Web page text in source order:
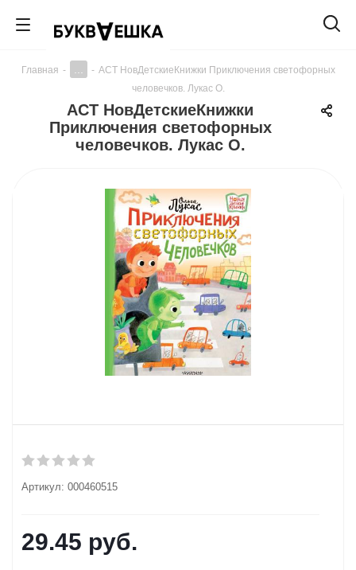
Главная - - АСТ НовДетскиеКнижки Приключения светофорных
человечков. Лукас О.
АСТ НовДетскиеКнижки
Приключения светофорных
человечков. Лукас О.
Артикул: 000460515
29.45 руб.